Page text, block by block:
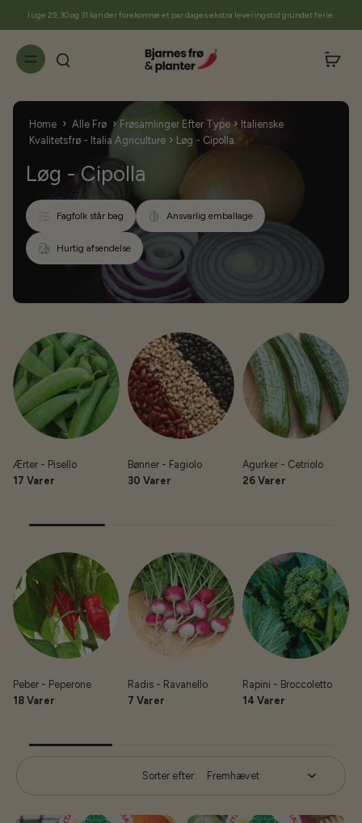
I uge 29, 30 og 31 kan der forekomme et par dages ekstra leveringstid grundet ferie.
Home › Alle Frø › Frøsamlinger Efter Type › Italienske
Kvalitetsfrø - Italia Agriculture › Løg - Cipolla
Løg - Cipolla
Fagfolk står bag Ansvarlig emballage
Hurtig afsendelse
Ærter - Pisello
17 Varer
Bønner - Fagiolo
30 Varer
Agurker - Cetriolo
26 Varer
Peber - Peperone
18 Varer
Radis - Ravanello
7 Varer
Rapini - Broccoletto
14 Varer
Sorter efter: